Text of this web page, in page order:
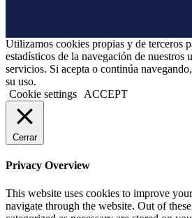
Utilizamos cookies propias y de terceros
estadísticos de la navegación de nuestros
servicios. Si acepta o continúa
su uso.
Cookie settings
ACCEPT
Cerrar
Privacy Overview
This website uses cookies to improve
navigate through the website. Out of